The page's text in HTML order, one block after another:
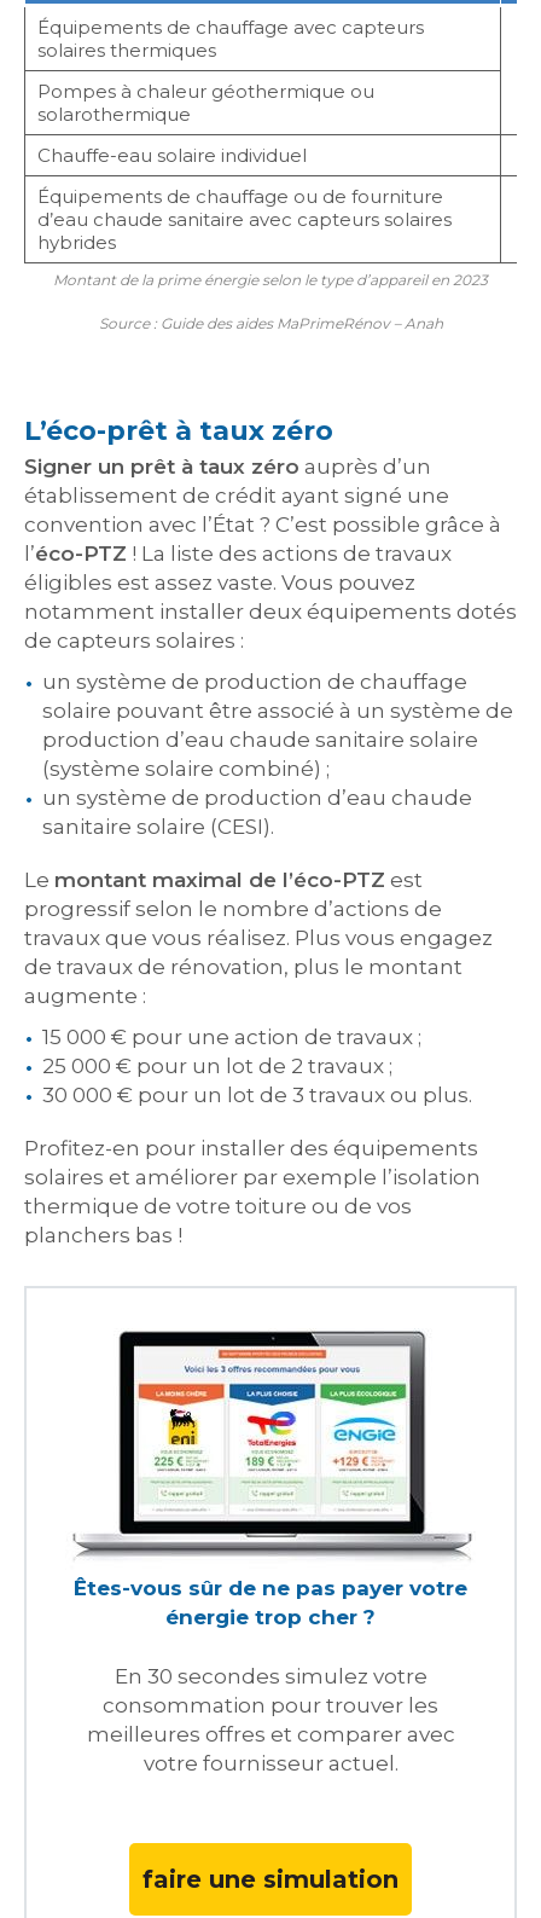
Équipements de chauffage avec capteurs
solaires thermiques
Pompes à chaleur géothermique ou
solarothermique
Chauffe-eau solaire individuel
Équipements de chauffage ou de fourniture
d’eau chaude sanitaire avec capteurs solaires
hybrides
Montant de la prime énergie selon le type d’appareil en 2023
Source : Guide des aides MaPrimeRénov – Anah
L’éco-prêt à taux zéro
Signer un prêt à taux zéro auprès d’un
établissement de crédit ayant signé une
convention avec l’État ? C’est possible grâce à
l’éco-PTZ ! La liste des actions de travaux
éligibles est assez vaste. Vous pouvez
notamment installer deux équipements dotés
de capteurs solaires :
un système de production de chauffage
solaire pouvant être associé à un système de
production d’eau chaude sanitaire solaire
(système solaire combiné) ;
un système de production d’eau chaude
sanitaire solaire (CESI).
Le montant maximal de l’éco-PTZ est
progressif selon le nombre d’actions de
travaux que vous réalisez. Plus vous engagez
de travaux de rénovation, plus le montant
augmente :
15 000 € pour une action de travaux ;
25 000 € pour un lot de 2 travaux ;
30 000 € pour un lot de 3 travaux ou plus.
Profitez-en pour installer des équipements
solaires et améliorer par exemple l’isolation
thermique de votre toiture ou de vos
planchers bas !
Êtes-vous sûr de ne pas payer votre
énergie trop cher ?
En 30 secondes simulez votre
consommation pour trouver les
meilleures offres et comparer avec
votre fournisseur actuel.
faire une simulation